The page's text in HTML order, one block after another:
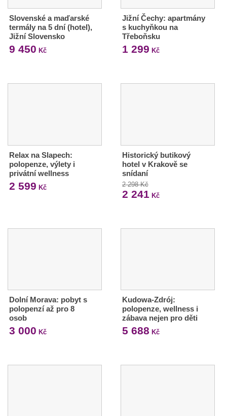
Slovenské a maďarské
termály na 5 dní (hotel),
Jižní Slovensko
9 450 Kč
Jižní Čechy: apartmány
s kuchyňkou na
Třeboňsku
1 299 Kč
Relax na Slapech:
polopenze, výlety i
privátní wellness
2 599 Kč
Historický butikový
hotel v Krakově se
snídaní
2 298 Kč
2 241 Kč
Dolní Morava: pobyt s
polopenzí až pro 8
osob
3 000 Kč
Kudowa-Zdrój:
polopenze, wellness i
zábava nejen pro děti
5 688 Kč